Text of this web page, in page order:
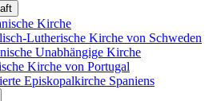
Kirche
Lutherische Kirche von Schweden
Unabhängige Kirche
Kirche von Portugal
Episkopalkirche Spaniens